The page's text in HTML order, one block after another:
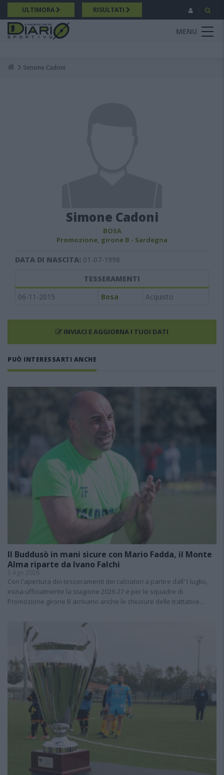
Salta
al
contenuto
principale
ULTIMORA RISULTATI
MENU
Breadcrumb
Simone Cadoni
Simone Cadoni
BOSA
Promozione, girone B - Sardegna
DATA DI NASCITA: 01-07-1998
TESSERAMENTI
06-11-2015
Bosa Acquisto
INVIACI E AGGIORNA I TUOI DATI
PUÒ INTERESSARTI ANCHE
Il Buddusò in mani sicure con Mario Fadda, il Monte
Alma riparte da Ivano Falchi
5 Ago 2026
Con l'apertura dei tesseramenti dei calciatori a partire dall'1 luglio,
inizia ufficialmente la stagione 2026-27 e per le squadre di
Promozione girone B arrivano anche le chiusure delle trattative…